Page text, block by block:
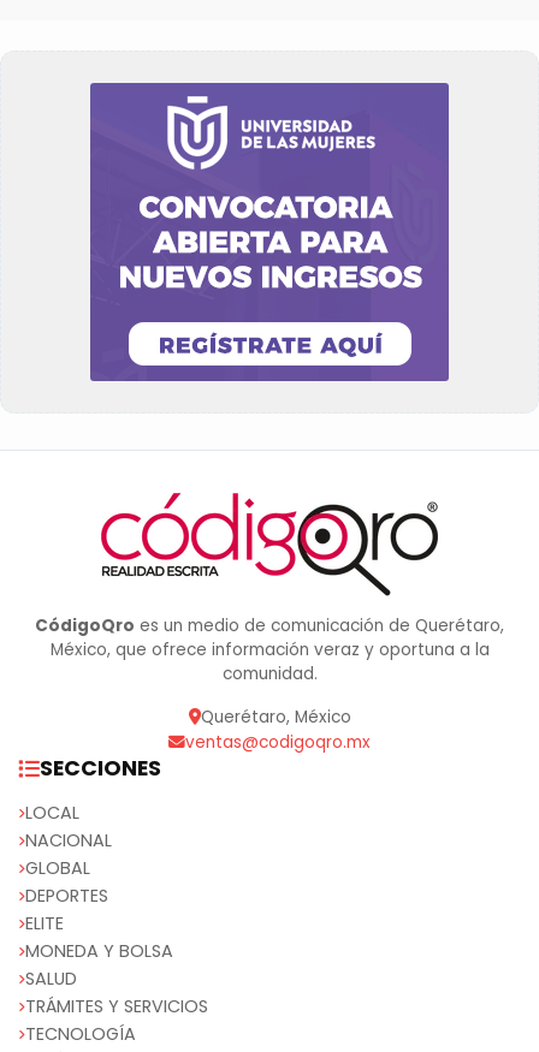
CódigoQro es un medio de comunicación de Querétaro,
México, que ofrece información veraz y oportuna a la
comunidad.
Querétaro, México
ventas@codigoqro.mx
SECCIONES
LOCAL
NACIONAL
GLOBAL
DEPORTES
ELITE
MONEDA Y BOLSA
SALUD
TRÁMITES Y SERVICIOS
TECNOLOGÍA